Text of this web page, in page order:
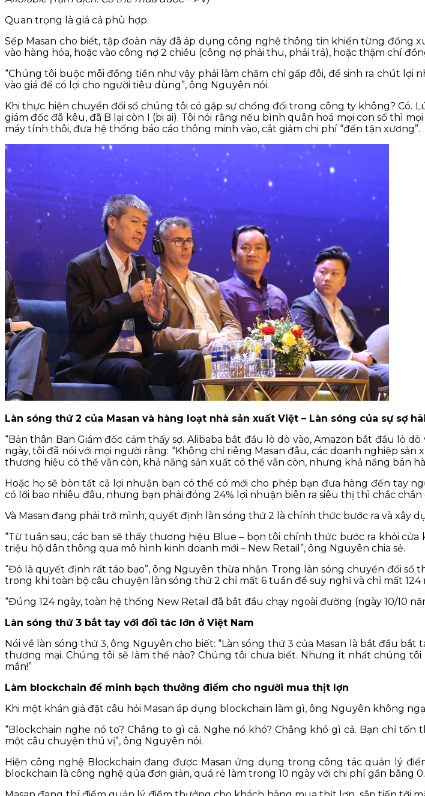
Quan trọng là giá cả phù hợp.
Sếp Masan cho biết, tập đoàn này đã áp dụng công nghệ thông tin khiến từng
vào hàng hóa, hoặc vào công nợ 2 chiều (công nợ phải thu, phải trả), hoặc thậm chí
“Chúng tôi buộc mỗi đồng tiền như vậy phải làm chăm chỉ gấp đôi, để sinh ra chút
vào giá để có lợi cho người tiêu dùng”, ông Nguyên nói.
Khi thực hiện chuyển đổi số chúng tôi có gặp sự chống đối trong công ty không? Có.
giám đốc đã kêu, đã B lại còn I (bi ai). Tôi nói rằng nếu bình quân hoá mọi con số thì
máy tính thôi, đưa hệ thống báo cáo thông minh vào, cắt giảm chi phí “đến tận xương”.
Làn sóng thứ 2 của Masan và hàng loạt nhà sản xuất Việt – Làn sóng của sự sợ hãi
“Bản thân Ban Giám đốc cảm thấy sợ. Alibaba bắt đầu lò dò vào, Amazon bắt đầu lò
ngày, tôi đã nói với mọi người rằng: “Không chỉ riêng Masan đâu, các doanh nghiệp
thương hiệu có thể vẫn còn, khả năng sản xuất có thể vẫn còn, nhưng khả năng bán
Hoặc họ sẽ bòn tất cả lợi nhuận bạn có thể có mới cho phép bạn đưa hàng đến tay
có lời bao nhiêu đâu, nhưng bạn phải đóng 24% lợi nhuận biên ra siêu thị thì chắc chắn
Và Masan đang phải trở mình, quyết định làn sóng thứ 2 là chính thức bước ra và xây
“Từ tuần sau, các bạn sẽ thấy thương hiệu Blue – bọn tôi chính thức bước ra khỏi
triệu hộ dân thông qua mô hình kinh doanh mới – New Retail”, ông Nguyên chia sẻ.
“Đó là quyết định rất táo bạo”, ông Nguyên thừa nhận. Trong làn sóng chuyển đổi số
trong khi toàn bộ câu chuyện làn sóng thứ 2 chỉ mất 6 tuần để suy nghĩ và chỉ mất 124
“Đúng 124 ngày, toàn hệ thống New Retail đã bắt đầu chạy ngoài đường (ngày 10/10
Làn sóng thứ 3 bắt tay với đối tác lớn ở Việt Nam
Nói về làn sóng thứ 3, ông Nguyên cho biết: “Làn sóng thứ 3 của Masan là bắt đầu
thương mại. Chúng tôi sẽ làm thế nào? Chúng tôi chưa biết. Nhưng ít nhất chúng
mắn!”
Làm blockchain để minh bạch thưởng điểm cho người mua thịt lợn
Khi một khán giả đặt câu hỏi Masan áp dụng blockchain làm gì, ông Nguyên không
“Blockchain nghe nó to? Chẳng to gì cả. Nghe nó khó? Chẳng khó gì cả. Bạn chỉ
một câu chuyện thú vị”, ông Nguyên nói.
Hiện công nghệ Blockchain đang được Masan ứng dụng trong công tác quản lý
blockchain là công nghệ qúa đơn giản, quá rẻ làm trong 10 ngày với chi phí gần bằng